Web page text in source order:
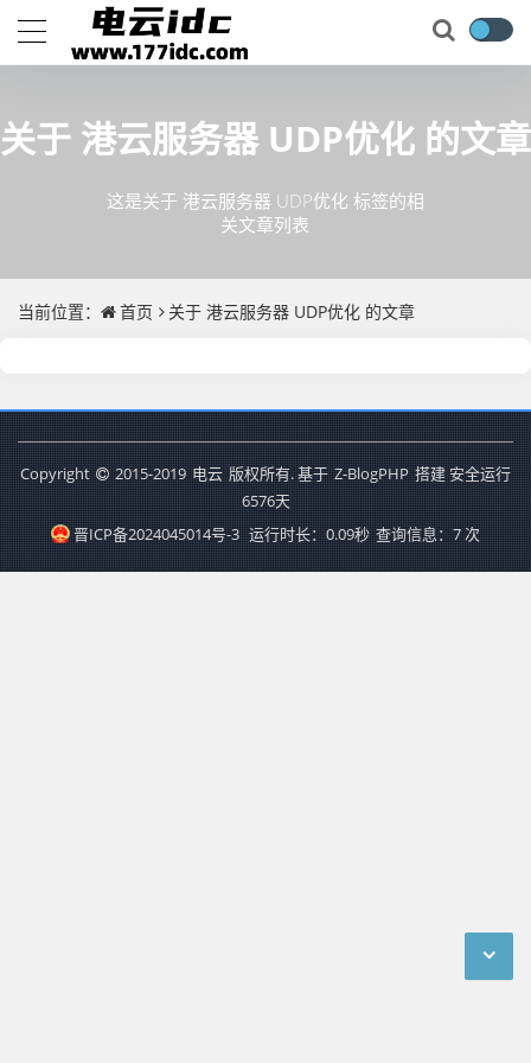
关于 港云服务器 UDP优化 的文章
这是关于 港云服务器 UDP优化 标签的相
关文章列表
当前位置： 首页 关于 港云服务器 UDP优化 的文章
Copyright 2015-2019 电云 版权所有. 基于 Z-BlogPHP 搭建 安全运行
6576天
晋ICP备2024045014号-3 运行时长：0.09秒 查询信息：7 次